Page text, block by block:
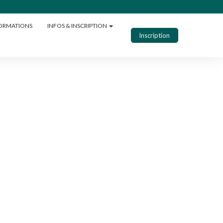
INFOS & INSCRIPTION
Inscription